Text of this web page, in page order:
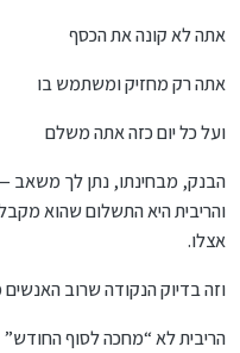
אתה לא קונה את הכסף
אתה רק מחזיק ומשתמש בו
ועל כל יום כזה אתה משלם
הבנק, מבחינתו, נתן לך משאב
והריבית היא התשלום שהוא
אצלו.
וזה בדיוק הנקודה שרוב
הריבית לא “מחכה לסוף החודש”